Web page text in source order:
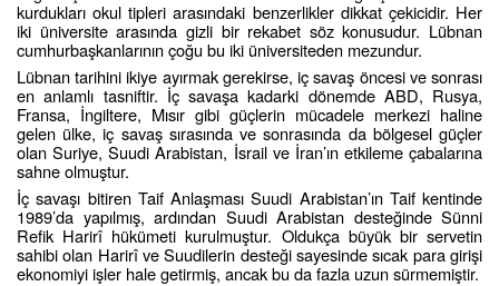
kurdukları okul tipleri arasındaki benzerlikler dikkat çekicidir. Her
iki üniversite arasında gizli bir rekabet söz konusudur. Lübnan
cumhurbaşkanlarının çoğu bu iki üniversiteden mezundur.
Lübnan tarihini ikiye ayırmak gerekirse, iç savaş öncesi ve sonrası
en anlamlı tasniftir. İç savaşa kadarki dönemde ABD, Rusya,
Fransa, İngiltere, Mısır gibi güçlerin mücadele merkezi haline
gelen ülke, iç savaş sırasında ve sonrasında da bölgesel güçler
olan Suriye, Suudi Arabistan, İsrail ve İran’ın etkileme çabalarına
sahne olmuştur.
İç savaşı bitiren Taif Anlaşması Suudi Arabistan’ın Taif kentinde
1989’da yapılmış, ardından Suudi Arabistan desteğinde Sünni
Refik Harirî hükümeti kurulmuştur. Oldukça büyük bir servetin
sahibi olan Harirî ve Suudilerin desteği sayesinde sıcak para girişi
ekonomiyi işler hale getirmiş, ancak bu da fazla uzun sürmemiştir.